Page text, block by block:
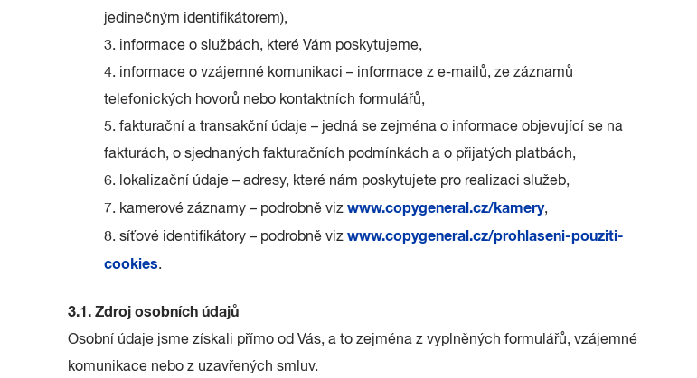
jedinečným identifikátorem),
3. informace o službách, které Vám poskytujeme,
4. informace o vzájemné komunikaci – informace z e-mailů, ze záznamů
telefonických hovorů nebo kontaktních formulářů,
5. fakturační a transakční údaje – jedná se zejména o informace objevující se na
fakturách, o sjednaných fakturačních podmínkách a o přijatých platbách,
6. lokalizační údaje – adresy, které nám poskytujete pro realizaci služeb,
7. kamerové záznamy – podrobně viz www.copygeneral.cz/kamery,
8. síťové identifikátory – podrobně viz www.copygeneral.cz/prohlaseni-pouziti-
cookies.
3.1. Zdroj osobních údajů
Osobní údaje jsme získali přímo od Vás, a to zejména z vyplněných formulářů, vzájemné
komunikace nebo z uzavřených smluv.